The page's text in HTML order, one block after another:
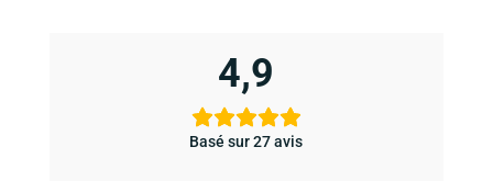
4,9
Basé sur 27 avis